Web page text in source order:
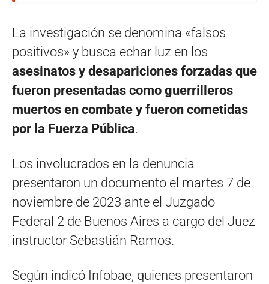
La investigación se denomina «falsos
positivos» y busca echar luz en los
asesinatos y desapariciones forzadas que
fueron presentadas como guerrilleros
muertos en combate y fueron cometidas
por la Fuerza Pública.
Los involucrados en la denuncia
presentaron un documento el martes 7 de
noviembre de 2023 ante el Juzgado
Federal 2 de Buenos Aires a cargo del Juez
instructor Sebastián Ramos.
Según indicó Infobae, quienes presentaron